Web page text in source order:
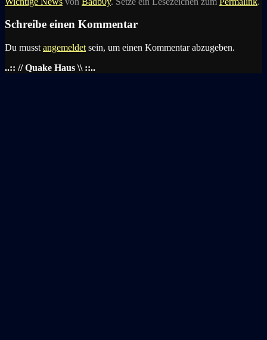
Schreibe einen Kommentar
Du musst angemeldet sein, um einen Kommentar abzugeben.
..:: // Quake Haus \\ ::..